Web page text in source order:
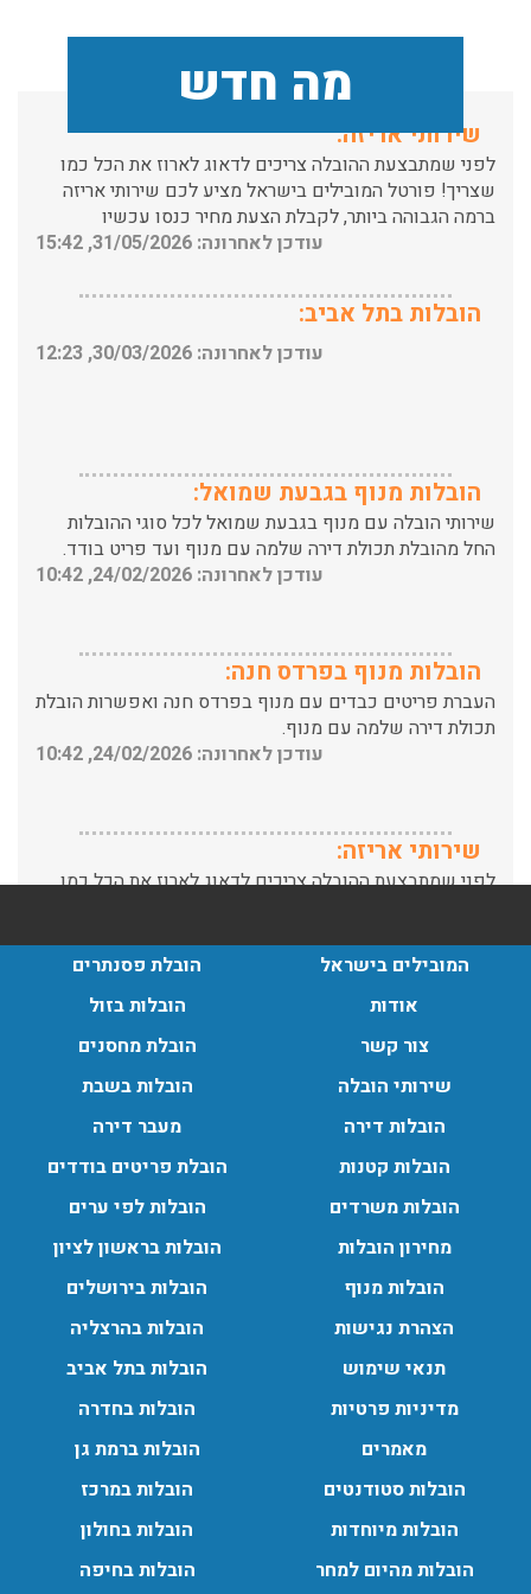
מה חדששירותי אריזה:
לפני שמתבצעת ההובלה צריכים לדאוג לארוז את הכל כמו
שצריך! פורטל המובילים בישראל מציע לכם שירותי אריזה
ברמה הגבוהה ביותר, לקבלת הצעת מחיר כנסו עכשיו
עודכן לאחרונה: 31/05/2026, 15:42
הובלות בתל אביב:
עודכן לאחרונה: 30/03/2026, 12:23
החל מהובלת תכולת דירה שלמה עם מנוף ועד פריט בודד.
עודכן לאחרונה: 24/02/2026, 10:42
תכולת דירה שלמה עם מנוף.
עודכן לאחרונה: 24/02/2026, 10:42
שצריך! פורטל המובילים בישראל מציע לכם שירותי אריזה
ברמה הגבוהה ביותר, לקבלת הצעת מחיר כנסו עכשיו
הובלות בתל אביב:
הובלות מנוף בגבעת שמואל:
שירותי הובלה עם מנוף בגבעת שמואל לכל סוגי ההובלות
החל מהובלת תכולת דירה שלמה עם מנוף ועד פריט בודד.
הובלות מנוף בפרדס חנה:
העברת פריטים כבדים עם מנוף בפרדס חנה ואפשרות הובלת
עודכן לאחרונה: 24/02/2026, 10:42
המובילים בישראל
אודות
צור קשר
שירותי הובלה
הובלות דירה
הובלות קטנות
הובלות משרדים
מחירון הובלות
הובלות מנוף
הצהרת נגישות
תנאי שימוש
מדיניות פרטיות
מאמרים
הובלות סטודנטים
הובלות מיוחדות
הובלות מהיום למחר
הובלת פסנתרים
הובלות בזול
הובלת מחסנים
הובלות בשבת
מעבר דירה
הובלת פריטים בודדים
הובלות לפי ערים
הובלות בראשון לציון
הובלות בירושלים
הובלות בהרצליה
הובלות בתל אביב
הובלות בחדרה
הובלות ברמת גן
הובלות במרכז
הובלות בחולון
הובלות בחיפה